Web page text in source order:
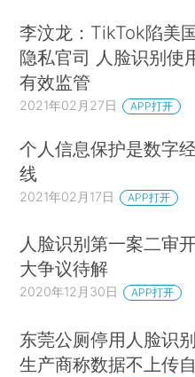
李汶龙：TikTok陷美
隐私官司 人脸识别使
有效监管
2021年02月27日 APP打开
个人信息保护是数字
线
2021年02月17日 APP打开
人脸识别第一案二审
大争议待解
2020年12月30日 APP打开
东莞公厕停用人脸识
生产商称数据不上传